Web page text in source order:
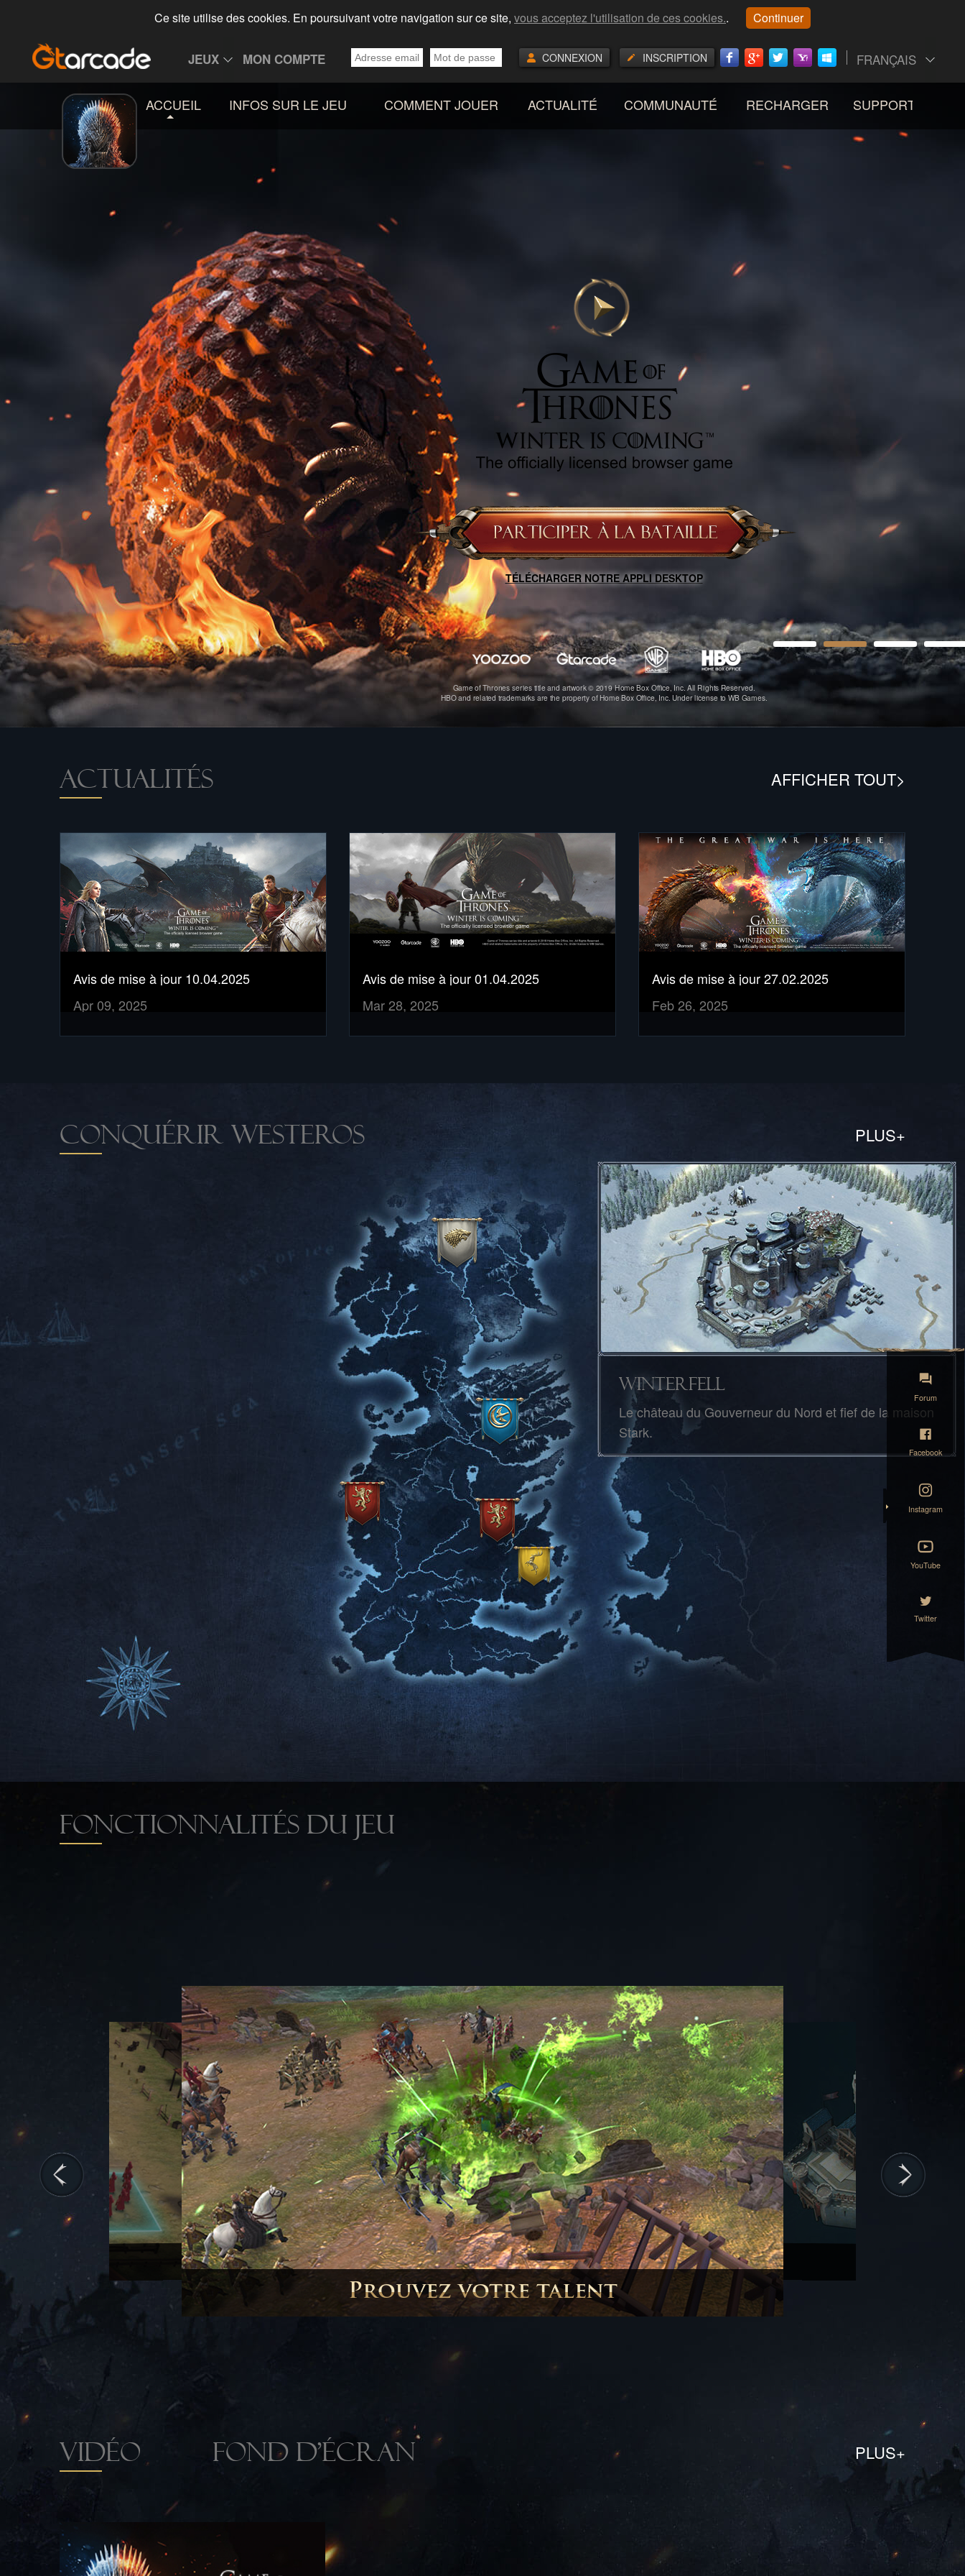
Ce site utilise des cookies. En poursuivant votre navigation sur ce site, vous acceptez l'utilisation de ces cookies.. Continuer
JEUX MON COMPTE FRANÇAIS
INSCRIPTION
CONNEXION
ACCUEIL INFOS SUR LE JEU COMMENT JOUER ACTUALITÉ COMMUNAUTÉ RECHARGER SUPPORT
TÉLÉCHARGER NOTRE APPLI DESKTOP
Game of Thrones series title and artwork © 2019 Home Box Office, Inc. All Rights Reserved.
HBO and related trademarks are the property of Home Box Office, Inc. Under license to WB Games.
ACTUALITÉS AFFICHER TOUT>
Avis de mise à jour 10.04.2025
Apr 09, 2025
Avis de mise à jour 01.04.2025
Mar 28, 2025
Avis de mise à jour 27.02.2025
Feb 26, 2025
CONQUÉRIR WESTEROS PLUS+
Winterfell
Le château du Gouverneur du Nord et fief de la maison
Stark.
FONCTIONNALITÉS DU JEU
Construisez votre château
VIDÉO FOND D'ÉCRAN PLUS+
Forum
Facebook
Instagram
YouTube
Twitter